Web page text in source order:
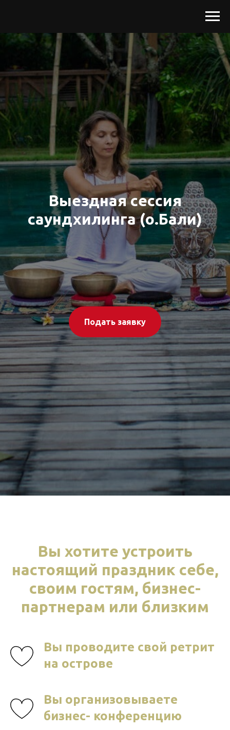
Выездная сессия
саундхилинга (о.Бали)
Подать заявку
Вы хотите устроить
настоящий праздник себе,
своим гостям, бизнес-
партнерам или близким
Вы проводите свой ретрит
на острове
Вы организовываете
бизнес- конференцию